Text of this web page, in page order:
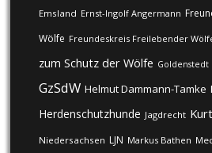
Emsland Ernst-Ingolf Angermann
Wölfe Freundeskreis Freilebender
zum Schutz der Wölfe Goldenstedt
GzSdW Helmut Dammann-Tamke
Herdenschutzhunde Jagdrecht
Niedersachsen LJN Markus Bathen